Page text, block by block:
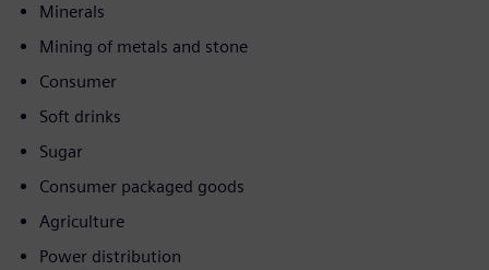
Minerals
Mining of metals and stone
Consumer
Soft drinks
Sugar
Consumer packaged goods
Agriculture
Power distribution